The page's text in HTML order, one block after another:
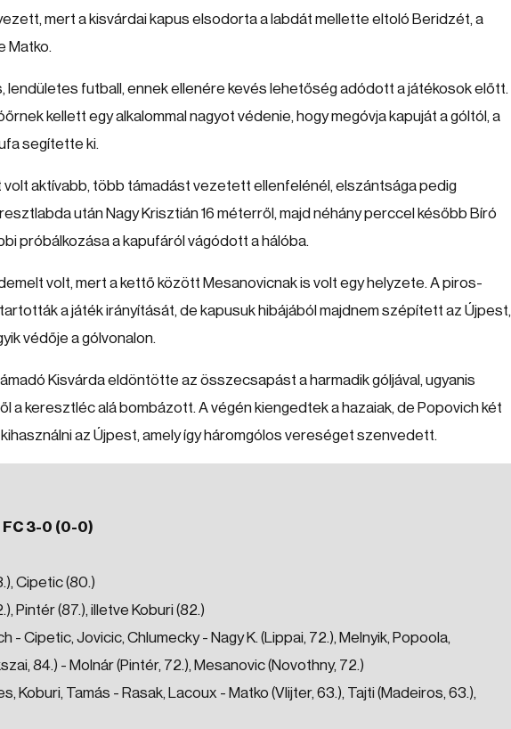
mert a kisvárdai kapus elsodorta a labdát mellette eltoló Beridzét, a
Matko.
lendületes futball, ennek ellenére kevés lehetőség adódott a játékosok előtt.
kellett egy alkalommal nagyot védenie, hogy megóvja kapuját a góltól, a
segítette ki.
aktívabb, több támadást vezetett ellenfelénél, elszántsága pedig
után Nagy Krisztián 16 méterről, majd néhány perccel később Bíró
próbálkozása a kapufáról vágódott a hálóba.
volt, mert a kettő között Mesanovicnak is volt egy helyzete. A piros-
a játék irányítását, de kapusuk hibájából majdnem szépített az Újpest,
védője a gólvonalon.
Kisvárda eldöntötte az összecsapást a harmadik góljával, ugyanis
a keresztléc alá bombázott. A végén kiengedtek a hazaiak, de Popovich két
az Újpest, amely így háromgólos vereséget szenvedett.
3-0 (0-0)
Cipetic (80.)
Pintér (87.), illetve Koburi (82.)
- Cipetic, Jovicic, Chlumecky - Nagy K. (Lippai, 72.), Melnyik, Popoola,
84.) - Molnár (Pintér, 72.), Mesanovic (Novothny, 72.)
Koburi, Tamás - Rasak, Lacoux - Matko (Vlijter, 63.), Tajti (Madeiros, 63.),